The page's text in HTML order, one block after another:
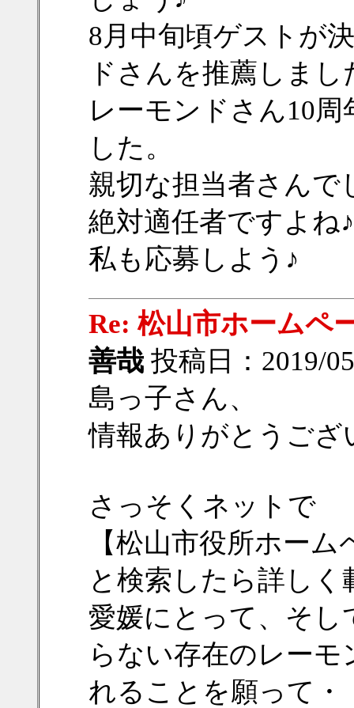
8月中旬頃ゲストが
ドさんを推薦しまし
レーモンドさん10
した。
親切な担当者さんで
絶対適任者ですよね♪
私も応募しよう♪
Re: 松山市ホームペ
善哉 投稿日：2019/
島っ子さん、
情報ありがとうござ
さっそくネットで
【松山市役所ホー
と検索したら詳し
愛媛にとって、そ
らない存在のレー
れることを願って